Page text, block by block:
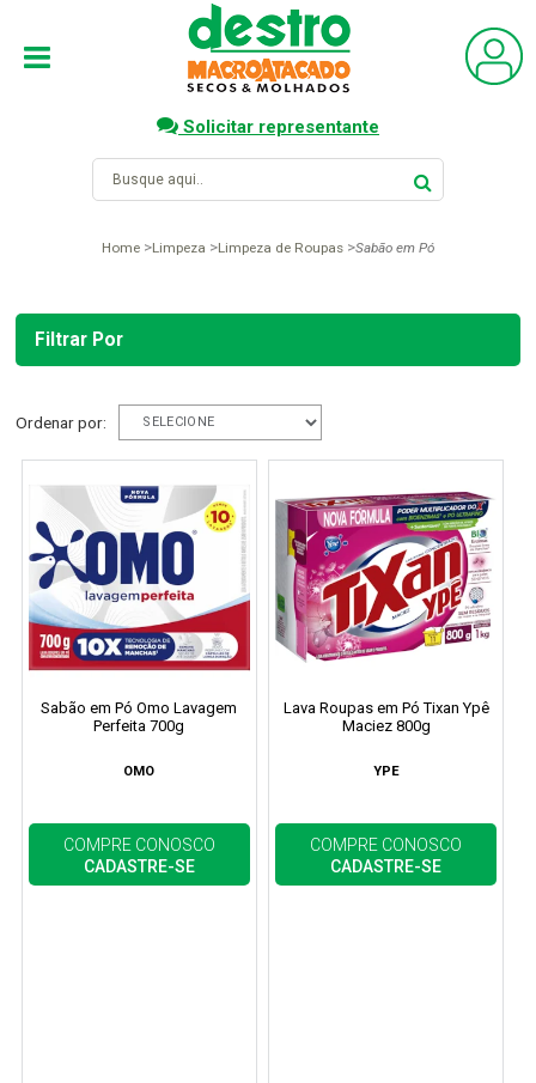
Solicitar representante
Home Limpeza Limpeza de Roupas Sabão em Pó
Filtrar Por
Ordenar por:
Sabão em Pó Omo Lavagem
Perfeita 700g
OMO
COMPRE CONOSCO
CADASTRE-SE
Lava Roupas em Pó Tixan Ypê
Maciez 800g
YPE
COMPRE CONOSCO
CADASTRE-SE